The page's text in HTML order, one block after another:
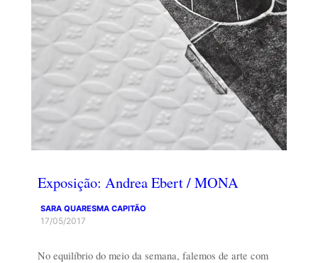
Exposição: Andrea Ebert / MONA
SARA QUARESMA CAPITÃO
17/05/2017
No equilíbrio do meio da semana, falemos de arte com